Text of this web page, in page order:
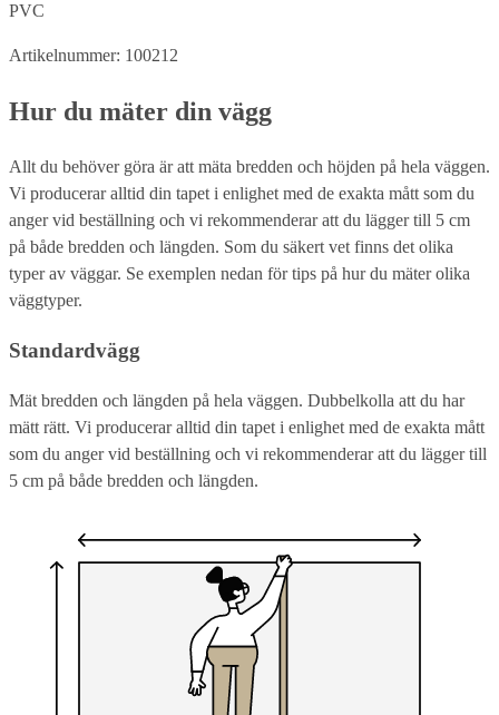
PVC
Artikelnummer: 100212
Hur du mäter din vägg
Allt du behöver göra är att mäta bredden och höjden på hela väggen.
Vi producerar alltid din tapet i enlighet med de exakta mått som du
anger vid beställning och vi rekommenderar att du lägger till 5 cm
på både bredden och längden. Som du säkert vet finns det olika
typer av väggar. Se exemplen nedan för tips på hur du mäter olika
väggtyper.
Standardvägg
Mät bredden och längden på hela väggen. Dubbelkolla att du har
mätt rätt. Vi producerar alltid din tapet i enlighet med de exakta mått
som du anger vid beställning och vi rekommenderar att du lägger till
5 cm på både bredden och längden.